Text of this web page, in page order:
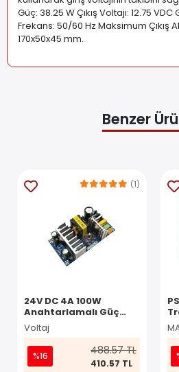
Güç: 38.25 W Çıkış Voltajı: 12.75
Frekans: 50/60 Hz Maksimum Çıkış
170x50x45 mm.
Benzer
24V DC 4A 100W
Anahtarlamalı Güç
Kaynağı Kartı AC-DC
100W Modül
Voltaj
(1)
%16 488.57 TL
410.57 TL